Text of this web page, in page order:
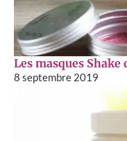
Les masques Shake
8 septembre 2019